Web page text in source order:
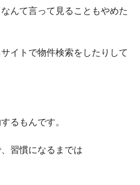
んて言って見ることもやめた
イトで物件検索をしたりして
るもんです。
習慣になるまでは